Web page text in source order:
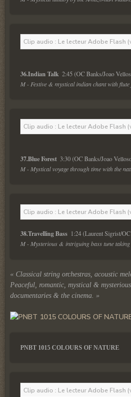
Clip audio : Le lecteur Adobe Flash
36.Indian Talk
M - Festive & mystical indian chant with
Clip audio : Le lecteur Adobe Flash
37.Blue Forest
M - Mystical voyage through time with the
Clip audio : Le lecteur Adobe Flash
38.Travelling Bass
M - Mysterious & intriguing bass tune taking
« Classical string orchestras, acoustic
Peaceful, romantic, mystical &
documentaries & the cinema. »
PNBT 1015 COLOURS OF NATURE
Clip audio : Le lecteur Adobe Flash